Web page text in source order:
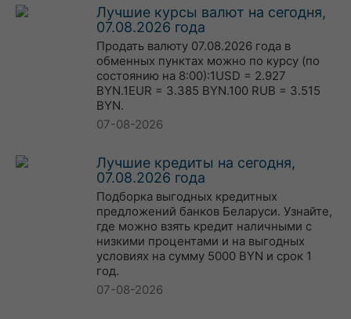
Лучшие курсы валют на сегодня,
07.08.2026 года
Продать валюту 07.08.2026 года в
обменных пунктах можно по курсу (по
состоянию на 8:00):1USD = 2.927
BYN.1EUR = 3.385 BYN.100 RUB = 3.515
BYN.
07-08-2026
Лучшие кредиты на сегодня,
07.08.2026 года
Подборка выгодных кредитных
предложений банков Беларуси. Узнайте,
где можно взять кредит наличными с
низкими процентами и на выгодных
условиях на сумму 5000 BYN и срок 1
год.
07-08-2026